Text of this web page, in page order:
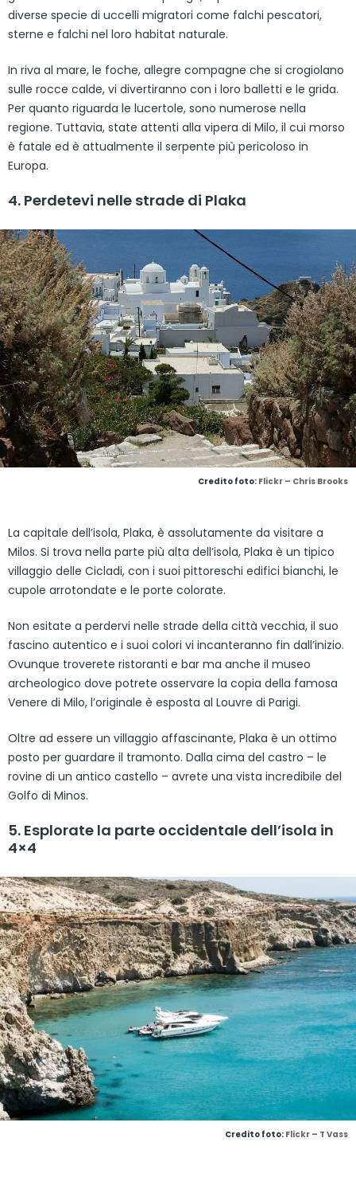
diverse specie di uccelli migratori come falchi pescatori,
sterne e falchi nel loro habitat naturale.
In riva al mare, le foche, allegre compagne che si crogiolano
sulle rocce calde, vi divertiranno con i loro balletti e le grida.
Per quanto riguarda le lucertole, sono numerose nella
regione. Tuttavia, state attenti alla vipera di Milo, il cui morso
è fatale ed è attualmente il serpente più pericoloso in
Europa.
4. Perdetevi nelle strade di Plaka
Credito foto: Flickr – Chris Brooks
La capitale dell’isola, Plaka, è assolutamente da visitare a
Milos. Si trova nella parte più alta dell’isola, Plaka è un tipico
villaggio delle Cicladi, con i suoi pittoreschi edifici bianchi, le
cupole arrotondate e le porte colorate.
Non esitate a perdervi nelle strade della città vecchia, il suo
fascino autentico e i suoi colori vi incanteranno fin dall’inizio.
Ovunque troverete ristoranti e bar ma anche il museo
archeologico dove potrete osservare la copia della famosa
Venere di Milo, l’originale è esposta al Louvre di Parigi.
Oltre ad essere un villaggio affascinante, Plaka è un ottimo
posto per guardare il tramonto. Dalla cima del castro – le
rovine di un antico castello – avrete una vista incredibile del
Golfo di Minos.
5. Esplorate la parte occidentale dell’isola in
4×4
Credito foto: Flickr – T Vass